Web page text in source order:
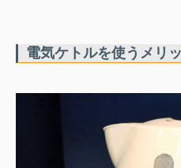
電気ケトルを使うメリ